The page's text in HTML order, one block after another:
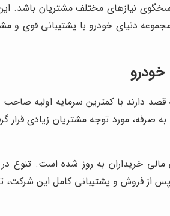
نیازهای مختلف مشتریان باشد.
مجموعه دنیای خودرو با پشتیبانی قوی
مورد توجه مشتریان زیادی قرار
مالی خریداران به روز شده است.
از فروش و پشتیبانی کامل این